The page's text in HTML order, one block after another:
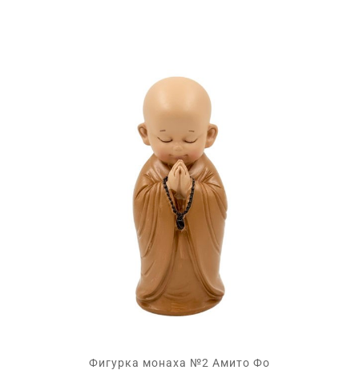
Фигурка монаха №2 Амито Фо